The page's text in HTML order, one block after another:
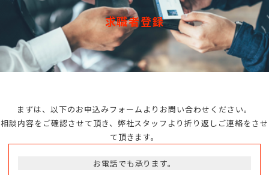
求職者登録
まずは、以下のお申込みフォームよりお問い合わせください。
相談内容をご確認させて頂き、弊社スタッフより折り返しご連絡をさせ
て頂きます。
お電話でも承ります。